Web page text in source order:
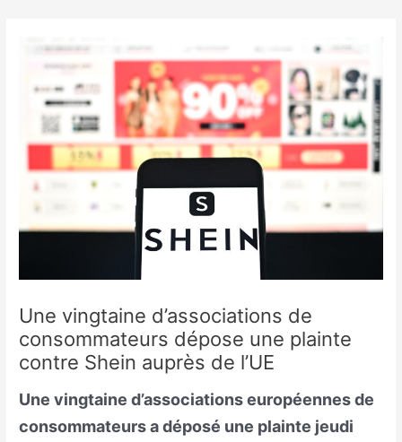
Une vingtaine d’associations de
consommateurs dépose une plainte
contre Shein auprès de l’UE
Une vingtaine d’associations européennes de
consommateurs a déposé une plainte jeudi